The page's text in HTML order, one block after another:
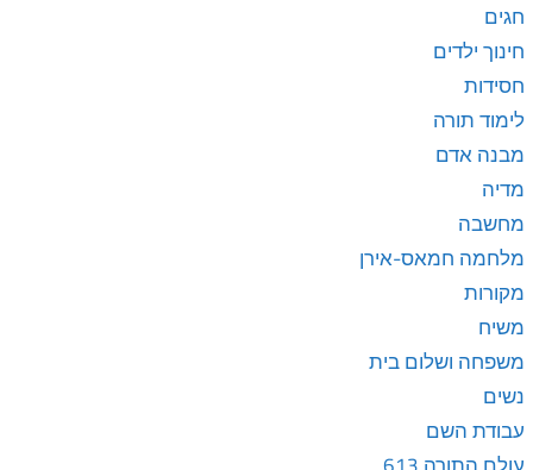
חגים
חינוך ילדים
חסידות
לימוד תורה
מבנה אדם
מדיה
מחשבה
מלחמה חמאס-אירן
מקורות
משיח
משפחה ושלום בית
נשים
עבודת השם